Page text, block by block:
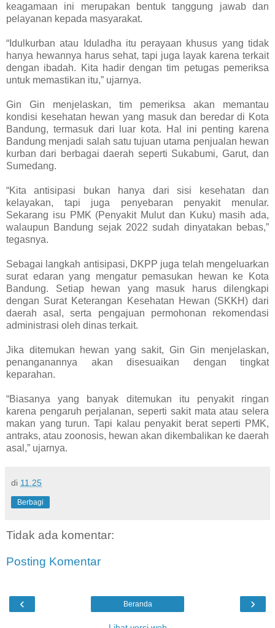
keagamaan ini merupakan bentuk tanggung jawab dan
pelayanan kepada masyarakat.
“Idulkurban atau Iduladha itu perayaan khusus yang tidak
hanya hewannya harus sehat, tapi juga layak karena terkait
dengan ibadah. Kita hadir dengan tim petugas pemeriksa
untuk memastikan itu,” ujarnya.
Gin Gin menjelaskan, tim pemeriksa akan memantau
kondisi kesehatan hewan yang masuk dan beredar di Kota
Bandung, termasuk dari luar kota. Hal ini penting karena
Bandung menjadi salah satu tujuan utama penjualan hewan
kurban dari berbagai daerah seperti Sukabumi, Garut, dan
Sumedang.
“Kita antisipasi bukan hanya dari sisi kesehatan dan
kelayakan, tapi juga penyebaran penyakit menular.
Sekarang isu PMK (Penyakit Mulut dan Kuku) masih ada,
walaupun Bandung sejak 2022 sudah dinyatakan bebas,”
tegasnya.
Sebagai langkah antisipasi, DKPP juga telah mengeluarkan
surat edaran yang mengatur pemasukan hewan ke Kota
Bandung. Setiap hewan yang masuk harus dilengkapi
dengan Surat Keterangan Kesehatan Hewan (SKKH) dari
daerah asal, serta pengajuan permohonan rekomendasi
administrasi oleh dinas terkait.
Jika ditemukan hewan yang sakit, Gin Gin menjelaskan,
penanganannya akan disesuaikan dengan tingkat
keparahan.
“Biasanya yang banyak ditemukan itu penyakit ringan
karena pengaruh perjalanan, seperti sakit mata atau selera
makan yang turun. Tapi kalau penyakit berat seperti PMK,
antraks, atau zoonosis, hewan akan dikembalikan ke daerah
asal,” ujarnya.
di 11.25
Berbagi
Tidak ada komentar:
Posting Komentar
‹ ›
Beranda